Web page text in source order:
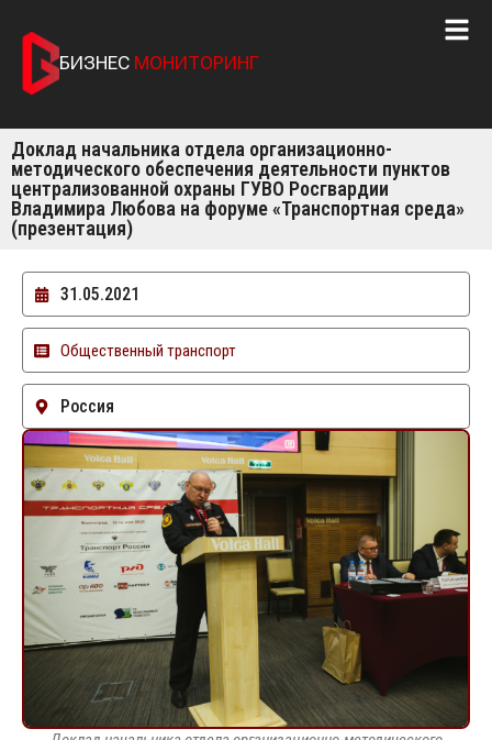
БИЗНЕС МОНИТОРИНГ
Доклад начальника отдела организационно-
методического обеспечения деятельности пунктов
централизованной охраны ГУВО Росгвардии
Владимира Любова на форуме «Транспортная среда»
(презентация)
31.05.2021
Общественный транспорт
Россия